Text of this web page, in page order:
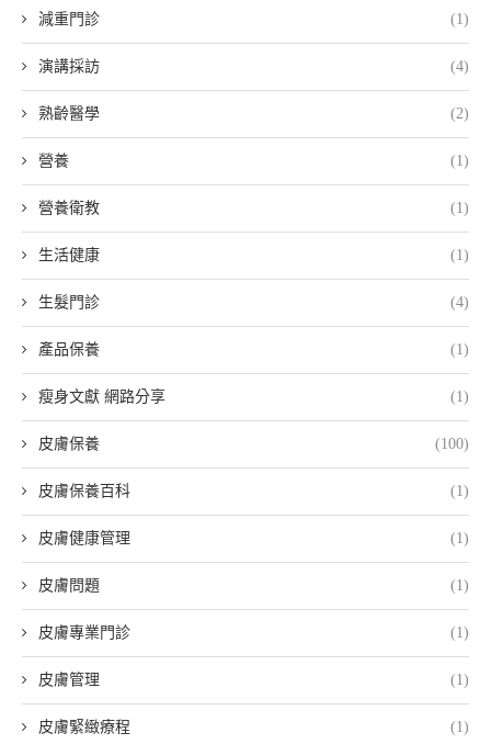
減重門診 (1)
演講採訪 (4)
熟齡醫學 (2)
營養 (1)
營養衛教 (1)
生活健康 (1)
生髮門診 (4)
產品保養 (1)
瘦身文獻 網路分享 (1)
皮膚保養 (100)
皮膚保養百科 (1)
皮膚健康管理 (1)
皮膚問題 (1)
皮膚專業門診 (1)
皮膚管理 (1)
皮膚緊緻療程 (1)